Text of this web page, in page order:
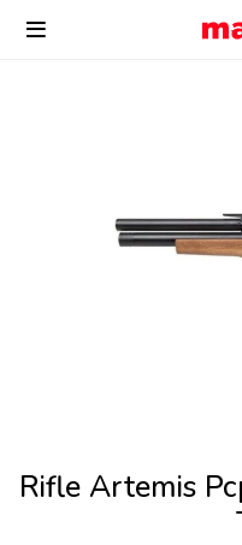

Rifle Artemis